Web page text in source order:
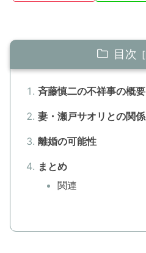
目次
斉藤慎二の不祥事の概要
妻・瀬戸サオリとの関係
離婚の可能性
まとめ
関連